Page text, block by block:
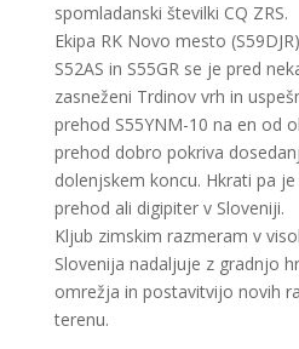
spomladanski številki CQ ZRS.
Ekipa RK Novo mesto
S52AS in S55GR se je pred
zasneženi Trdinov vrh in
prehod S55YNM-10 na en od
prehod dobro pokriva
dolenjskem koncu. Hkrati pa je
prehod ali digipiter v Sloveniji.
Kljub zimskim razmeram v
Slovenija nadaljuje z gradnjo
omrežja in postavitvijo novih
terenu.